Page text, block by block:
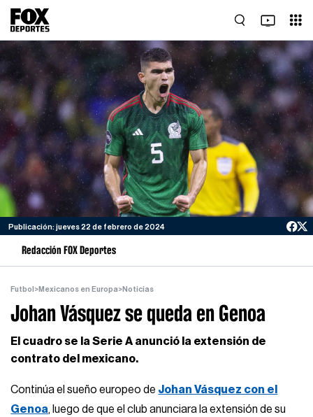
Publicación: jueves 22 de febrero de 2024
Redacción FOX Deportes
Futbol >Mexicanos en Europa>Noticias
Johan Vásquez se queda en Genoa
El cuadro se la Serie A anunció la extensión de
contrato del mexicano.
Continúa el sueño europeo de Johan Vásquez con el
Genoa, luego de que el club anunciara la extensión de su